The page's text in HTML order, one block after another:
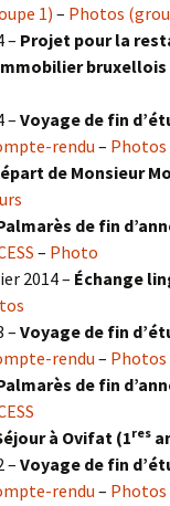
1)– Photos
– Projet pour la
bruxellois
– Voyage de fin
rendu – Photos
de Monsieur
de fin
– Photo
2014 – Échange
– Voyage de fin
rendu – Photos
de fin
à Ovifat (1res
– Voyage de fin
rendu – Photos